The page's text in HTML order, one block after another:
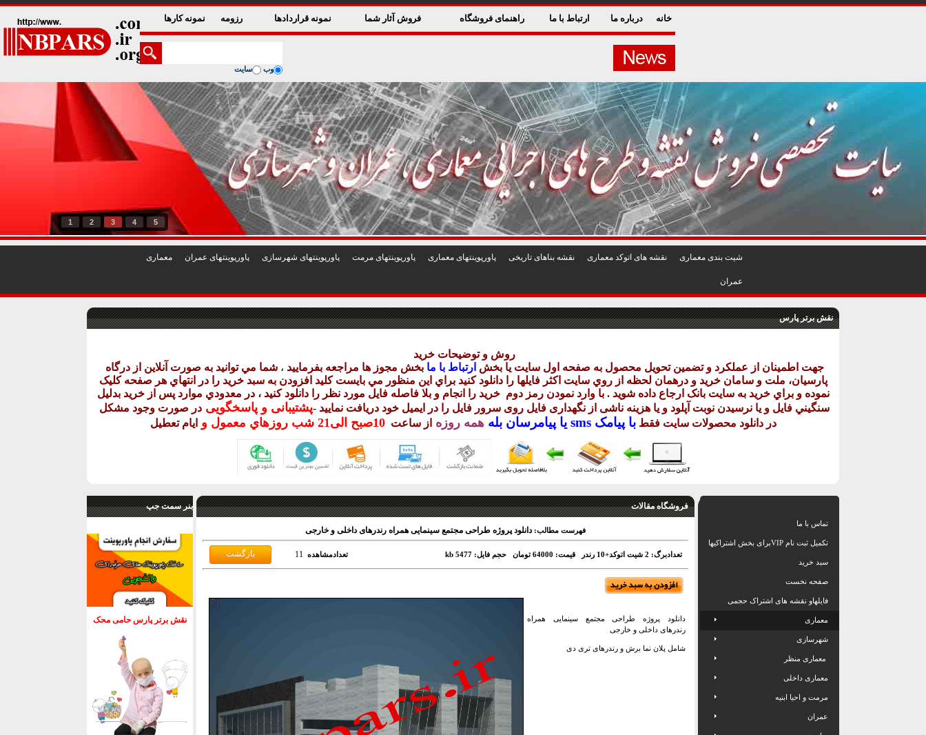
خانه درباره ما ارتباط با ما راهنمای فروشگاه فروش آثار شما نمونه قراردادها رزومه نمونه کارها
وب سایت
1 2 3 4 5
شيت بندی معماری نقشه های اتوکد معماری نقشه بناهای تاريخی پاورپوينتهای معماری پاورپوينتهای مرمت پاورپوينتهای شهرسازی پاورپوينتهای عمران معماری
عمران
نقش برتر پارس
روش و توضيحات خريد
جهت اطمينان از عملکرد و تضمين تحويل محصول به صفحه اول سايت يا بخش ارتباط با ما بخش مجوز ها مراجعه بفرماييد ،شما مي توانيد به صورت آنلاين از درگاه
پارسيان، ملت و سامان خريد و درهمان لحظه از روي سايت اکثر فايلها را دانلود کنيد براي اين منظور مي بايست کليد افزودن به سبد خريد را در انتهاي هر صفحه کليک
نموده و براي خريد به سايت بانک ارجاع داده شويد . با وارد نمودن رمز دوم خريد را انجام و بلا فاصله فايل مورد نظر را دانلود کنيد ، در معدودي موارد پس از خريد بدليل
سنگيني فايل و يا نرسيدن نوبت آپلود و يا هزينه ناشی از نگهداری فايل روی سرور فايل را در ايميل خود دريافت نماييد -پشتيبانی و پاسخگويی در صورت وجود مشکل
در دانلود محصولات سايت فقطباپيامک sms يا پيامرسان بله همه روزه از ساعت10صبح الی21 شب روزهاي معمول و ايام تعطيل
بنر سمت جپ
نقش برتر پارس حامی محک
فروشگاه مقالات
فهرست مطالب: دانلود پروژه طراحی مجتمع سینمایی همراه رندرهای داخلی و خارجی
تعدادبرگ: 2 شیت اتوکد+10 رندر قیمت: 64000 تومان حجم فایل: 5477 kb تعدادمشاهده 11
دانلود پروژه طراحی مجتمع سینمایی همراه
رندرهای داخلی و خارجی
شامل پلان نما برش و رندرهای تری دی
تماس با ما
تکمیل ثبت نام VIPبرای بخش اشتراکیها
سبد خرید
صفحه نخست
فایلهاو نقشه های اشتراک حجمی
معماری
شهرسازی
معماری منظر
معماری داخلی
مرمت و احیا ابنیه
عمران